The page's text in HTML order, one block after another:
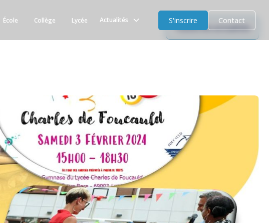
École Collège Lycée Actualités S'inscrire Contact
Toutes les actualités